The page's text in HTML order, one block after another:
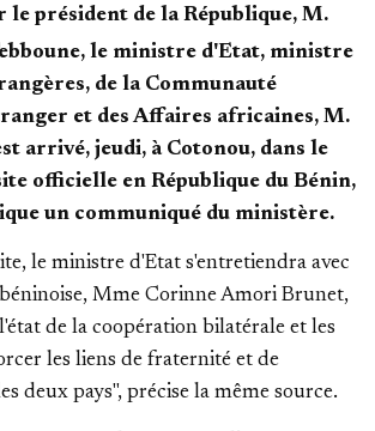
le président de la République, M.
le ministre d'Etat, ministre
de la Communauté
et des Affaires africaines, M.
arrivé, jeudi, à Cotonou, dans le
officielle en République du Bénin,
un communiqué du ministère.
le ministre d'Etat s'entretiendra avec
Mme Corinne Amori Brunet,
de la coopération bilatérale et les
les liens de fraternité et de
deux pays", précise la même source.